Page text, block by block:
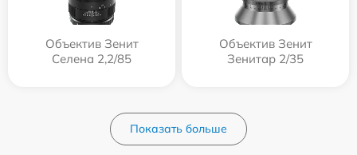
Объектив Зенит
Селена 2,2/85
Объектив Зенит
Зенитар 2/35
Показать больше